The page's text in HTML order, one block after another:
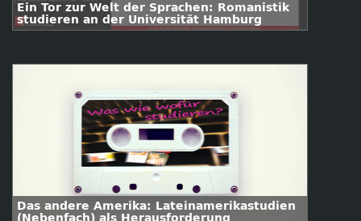
Ein Tor zur Welt der Sprachen: Romanistik
studieren an der Universität Hamburg
Das andere Amerika: Lateinamerikastudien
(Nebenfach) als Herausforderung